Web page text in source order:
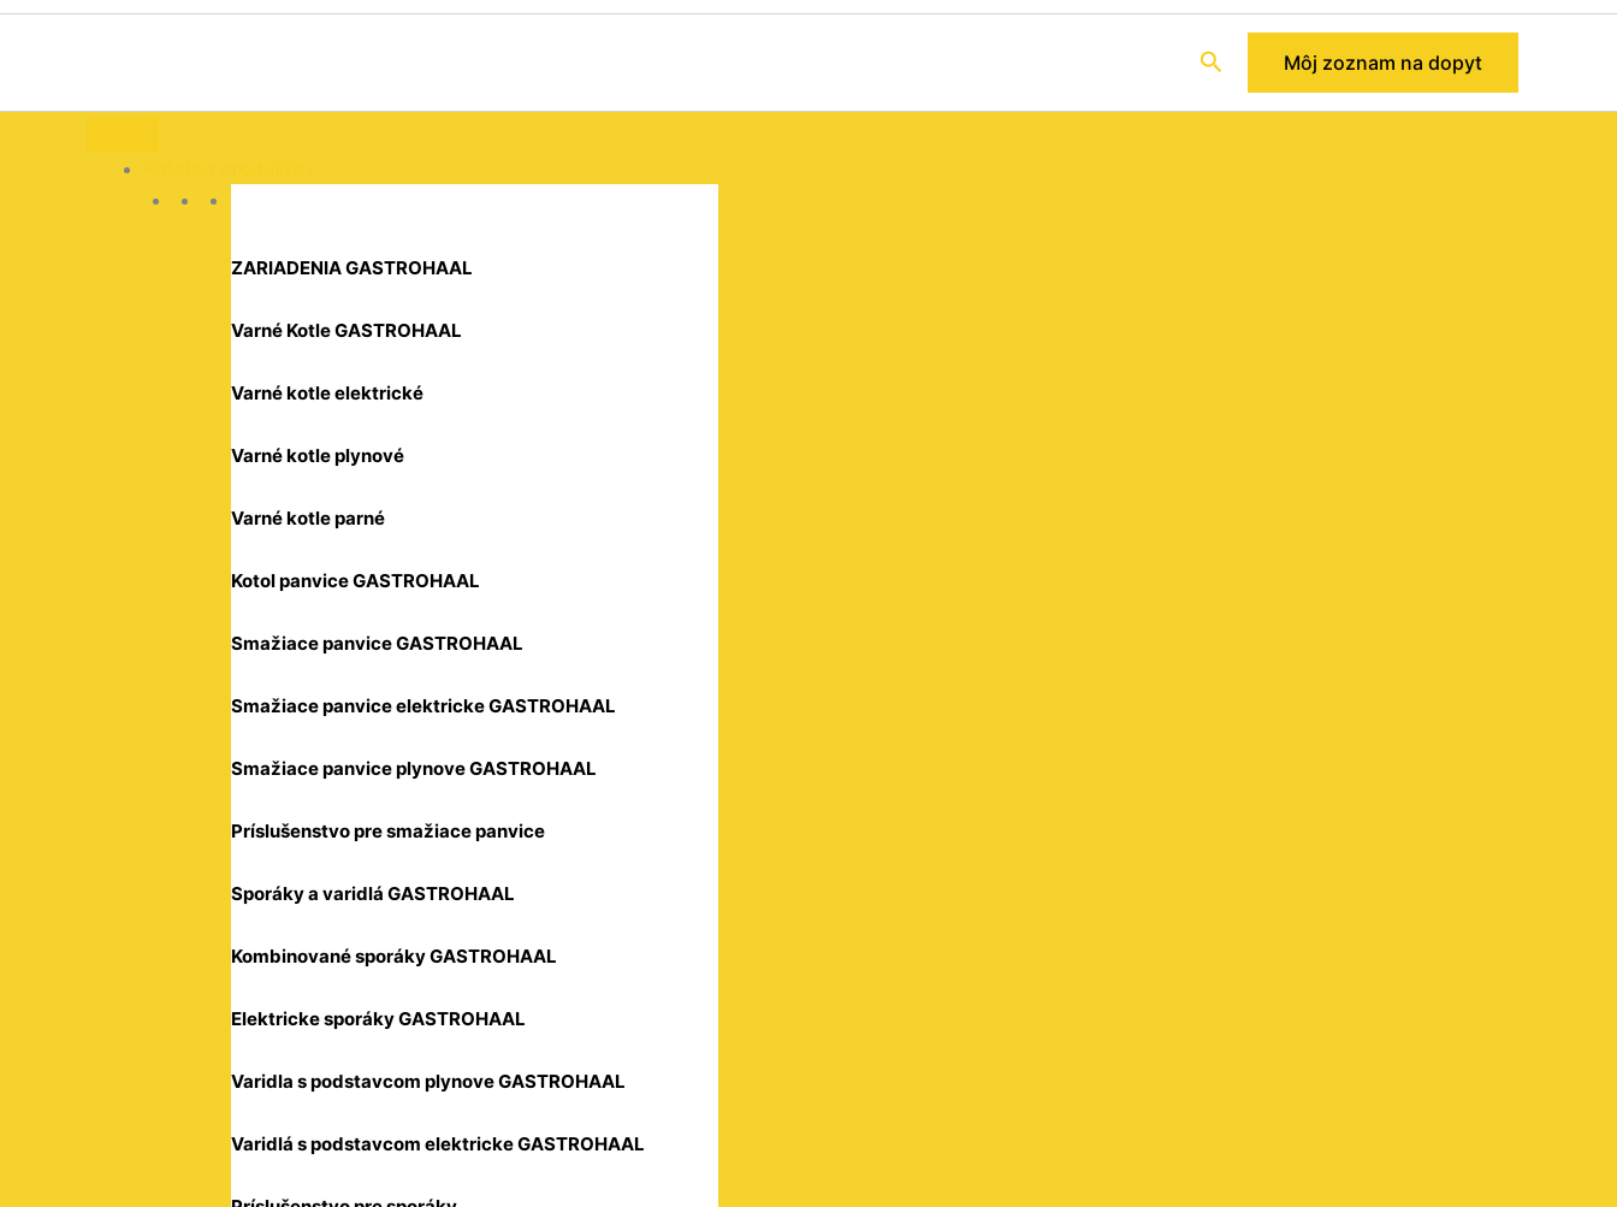
Hľadať Môj zoznam na dopyt
ZARIADENIA GASTROHAAL
Varné Kotle GASTROHAAL
Varné kotle elektrické
Varné kotle plynové
Varné kotle parné
Kotol panvice GASTROHAAL
Smažiace panvice GASTROHAAL
Smažiace panvice elektricke GASTROHAAL
Smažiace panvice plynove GASTROHAAL
Príslušenstvo pre smažiace panvice
Sporáky a varidlá GASTROHAAL
Kombinované sporáky GASTROHAAL
Elektricke sporáky GASTROHAAL
Varidla s podstavcom plynove GASTROHAAL
Varidlá s podstavcom elektricke GASTROHAAL
košík
stohovateľný,
425664